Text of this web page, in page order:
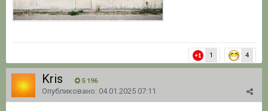
1 4
Kris 5 196
Опубликовано: 04.01.2025 07:11